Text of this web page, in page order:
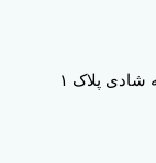
پلاک ۱